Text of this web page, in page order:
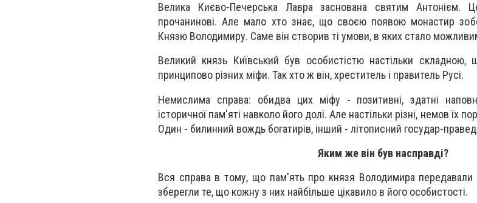
Велика Києво-Печерська Лавра заснована святим Антонієм.
прочанинові. Але мало хто знає, що своєю появою монастир
Князю Володимиру. Саме він створив ті умови, в яких стало
Великий князь Київський був особистістю настільки
принципово різних міфи. Так хто ж він, хреститель і правитель Русі.
Немислима справа: обидва цих міфу - позитивні, здатні
історичної пам'яті навколо його долі. Але настільки різні, немов їх
Один - билинний вождь богатирів, інший - літописний государ-
Яким же він був насправді?
Вся справа в тому, що пам'ять про князя Володимира передавали
зберегли те, що кожну з них найбільше цікавило в його особистості.